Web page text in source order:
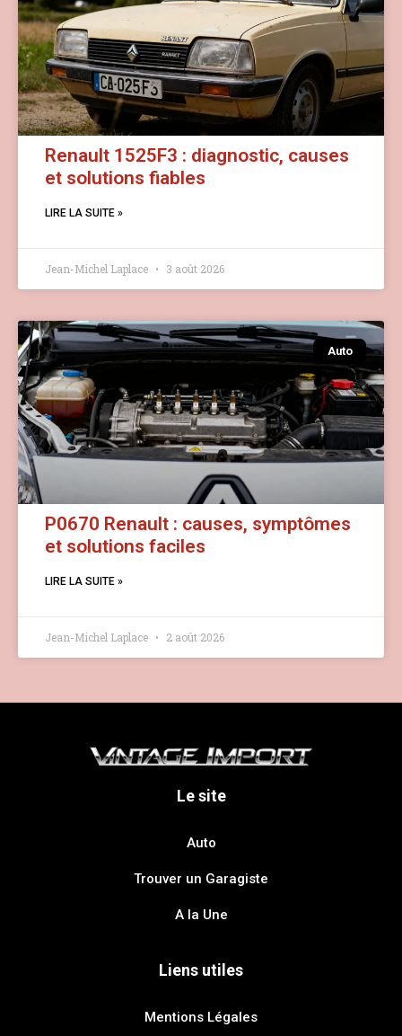
Renault 1525F3 : diagnostic, causes
et solutions fiables
LIRE LA SUITE »
Jean-Michel Laplace 3 août 2026
Auto
P0670 Renault : causes, symptômes
et solutions faciles
LIRE LA SUITE »
Jean-Michel Laplace 2 août 2026
Le site
Auto
Trouver un Garagiste
A la Une
Liens utiles
Mentions Légales